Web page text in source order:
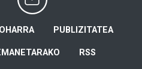
PUBLIZITATEA
RSS